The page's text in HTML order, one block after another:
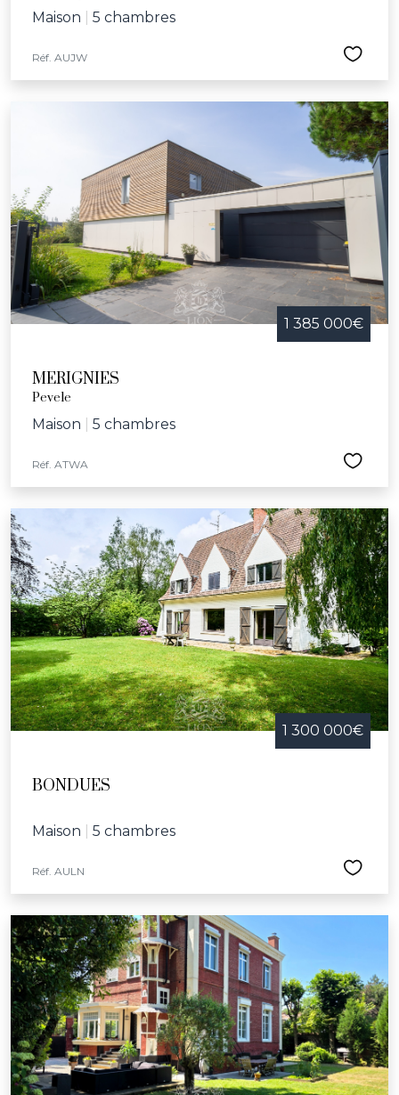
Maison 5 chambres
Réf. AUJW
1 385 000€
MERIGNIES
Pevele
Maison 5 chambres
Réf. ATWA
1 300 000€
BONDUES
Maison 5 chambres
Réf. AULN